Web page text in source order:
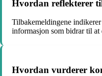
Hvordan reflekterer
Tilbakemeldingene
informasjon som bidrar til
Hvordan vurderer